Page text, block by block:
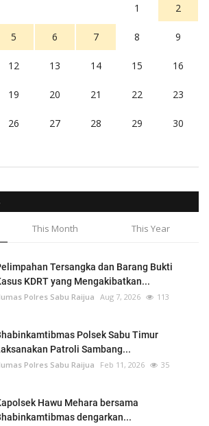
1
2
5 6 7 8 9
12 13 14 15 16
19 20 21 22 23
26 27 28 29 30
This Month This Year
Tersangka dan Barang Bukti
KDRT yang Mengakibatkan...
Polres Sabu Raijua Aug 7, 2026 113
Polsek Sabu Timur
Patroli Sambang...
Polres Sabu Raijua Feb 11, 2026 35
Hawu Mehara bersama
dengarkan...